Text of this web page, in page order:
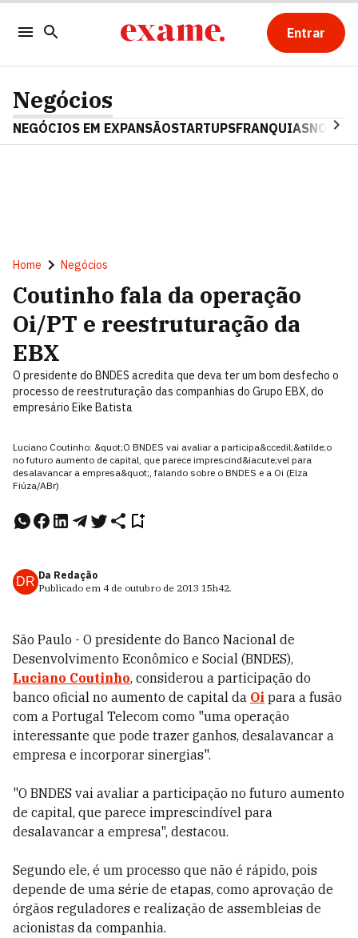
Entrar
Negócios
NEGÓCIOS EM EXPANSÃOSTARTUPSFRANQUIAS
Home Negócios
Coutinho fala da operação
Oi/PT e reestruturação da
EBX
O presidente do BNDES acredita que deva ter um bom desfecho o
processo de reestruturação das companhias do Grupo EBX, do
empresário Eike Batista
Luciano Coutinho: &quot;O BNDES vai avaliar a participa&ccedil;&atilde;o
no futuro aumento de capital, que parece imprescind&iacute;vel para
desalavancar a empresa&quot;, falando sobre o BNDES e a Oi (Elza
Fiúza/ABr)
DR Da Redação
Publicado em 4 de outubro de 2013 15h42.
São Paulo - O presidente do Banco Nacional de
Desenvolvimento Econômico e Social (BNDES),
Luciano Coutinho, considerou a participação do
banco oficial no aumento de capital da Oi para a fusão
com a Portugal Telecom como "uma operação
interessante que pode trazer ganhos, desalavancar a
empresa e incorporar sinergias".
"O BNDES vai avaliar a participação no futuro aumento
de capital, que parece imprescindível para
desalavancar a empresa", destacou.
Segundo ele, é um processo que não é rápido, pois
depende de uma série de etapas, como aprovação de
órgãos reguladores e realização de assembleias de
acionistas da companhia.